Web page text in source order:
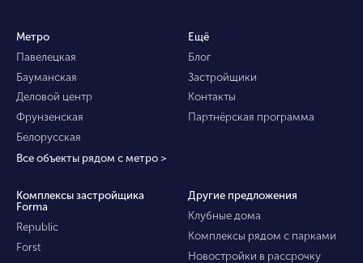
Метро
Павелецкая
Бауманская
Деловой центр
Фрунзенская
Белорусская
Все объекты рядом с метро >
Ещё
Блог
Застройщики
Контакты
Партнёрская программа
Комплексы застройщика
Forma
Republic
Forst
Другие предложения
Клубные дома
Комплексы рядом с парками
Новостройки в рассрочку